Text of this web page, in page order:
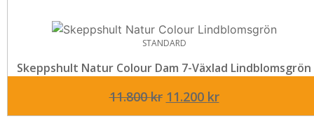
STANDARD
Skeppshult Natur Colour Dam 7-Växlad Lindblomsgrön
11.800kr Det
11.200 krDet